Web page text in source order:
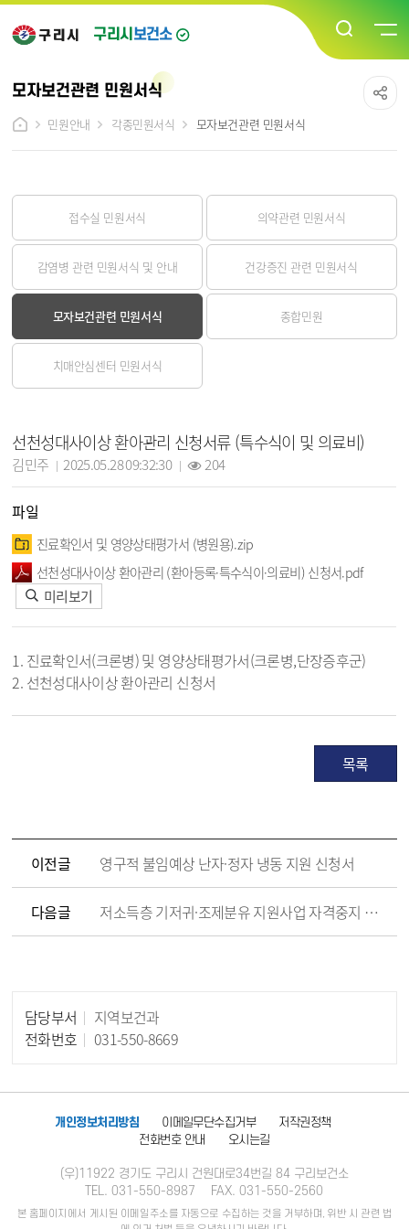
구리시 보건소
모자보건관련 민원서식
민원안내
각종민원서식 모자보건관련 민원서식
접수실 민원서식 의약관련 민원서식
감염병 관련 민원서식 및 안내 건강증진 관련 민원서식
모자보건관련 민원서식 종합민원
치매안심센터 민원서식
선천성대사이상 환아관리 신청서류 (특수식이 및 의료비)
김민주 2025.05.28 09:32:30 204
파일
진료확인서 및 영양상태평가서 (병원용).zip
선천성대사이상 환아관리 (환아등록·특수식이·의료비) 신청서.pdf
미리보기
1. 진료확인서(크론병) 및 영양상태평가서(크론병,단장증후군)
2. 선천성대사이상 환아관리 신청서
목록
이전글 영구적 불임예상 난자·정자 냉동 지원 신청서
다음글 저소득층 기저귀·조제분유 지원사업 자격중지 통보에 따른 이의신청서
담당부서
지역보건과
전화번호
031-550-8669
개인정보처리방침 이메일무단수집거부
저작권정책
전화번호 안내
오시는길
(우)11922 경기도 구리시 건원대로34번길 84 구리보건소
TEL. 031-550-8987
FAX. 031-550-2560
본 홈페이지에서 게시된 이메일주소를 자동으로 수집하는 것을 거부하며, 위반 시 관련 법